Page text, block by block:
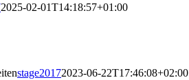
2025-02-01T14:18:57+01:00
stage20172023-06-22T17:46:08+02:00